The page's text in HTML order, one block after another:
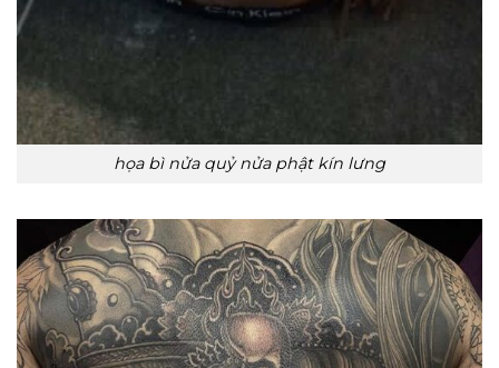
họa bì nửa quỷ nửa phật kín lưng